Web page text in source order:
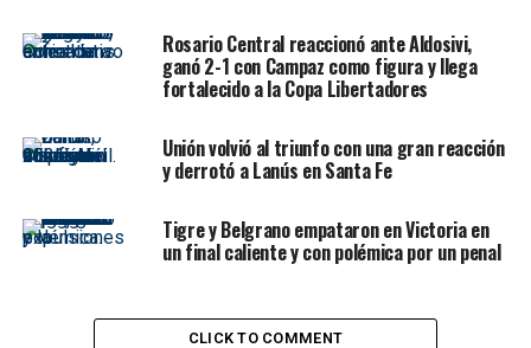
Rosario Central reaccionó ante Aldosivi,
ganó 2-1 con Campaz como figura y llega
fortalecido a la Copa Libertadores
Unión volvió al triunfo con una gran reacción
y derrotó a Lanús en Santa Fe
Tigre y Belgrano empataron en Victoria en
un final caliente y con polémica por un penal
CLICK TO COMMENT